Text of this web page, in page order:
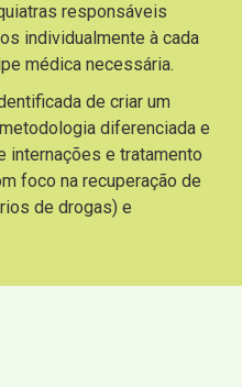
responsáveis
individualmente à cada
médica necessária.
de criar um
diferenciada e
internações e tratamento
foco na recuperação de
de drogas) e